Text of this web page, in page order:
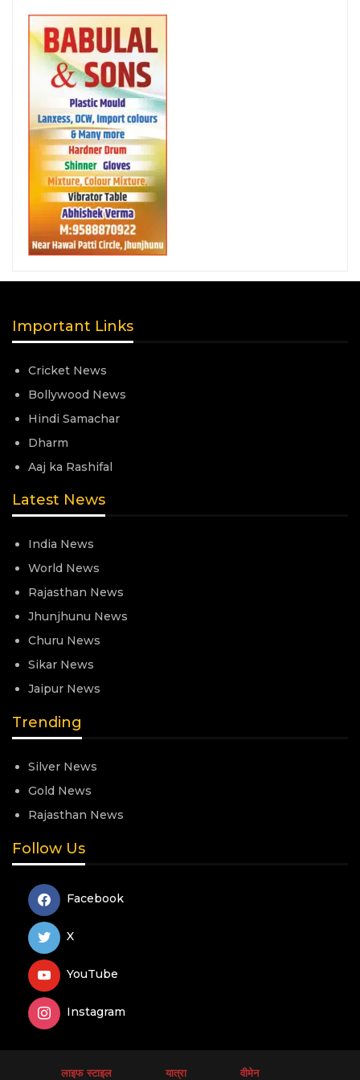
Important Links
Cricket News
Bollywood News
Hindi Samachar
Dharm
Aaj ka Rashifal
Latest News
India News
World News
Rajasthan News
Jhunjhunu News
Churu News
Sikar News
Jaipur News
Trending
Silver News
Gold News
Rajasthan News
Follow Us
Facebook
X
YouTube
Instagram
लाइफ स्टाइल यात्रा वीमेन